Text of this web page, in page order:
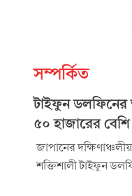
সম্পর্কিত
টাইফুন ডলফিনের
৫০ হাজারের
জাপানের
শক্তিশালী টাইফুন
ছয়জন আহত হয়েছেন।